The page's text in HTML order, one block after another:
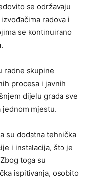
se održavaju
radova i
se kontinuirano
radne skupine
procesa i javnih
dijelu grada sve
mjestu.
su dodatna tehnička
i instalacija, što je
toga su
ispitivanja, osobito